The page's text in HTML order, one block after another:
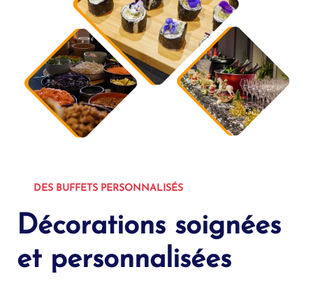
DES BUFFETS PERSONNALISÉS
Décorations soignées
et personnalisées